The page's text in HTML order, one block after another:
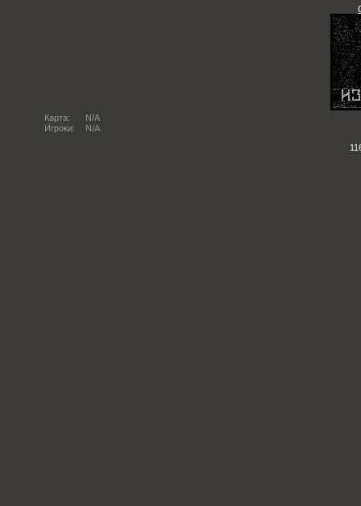
Карта:
N/A
Игроки:
N/A